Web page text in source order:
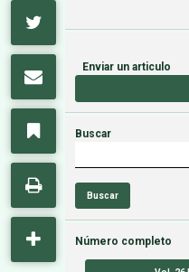
Enviar un articulo
Buscar
Buscar
Número completo